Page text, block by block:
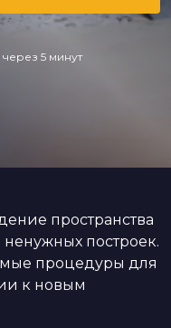
через 5 минут
пространства
построек.
процедуры для
к новым